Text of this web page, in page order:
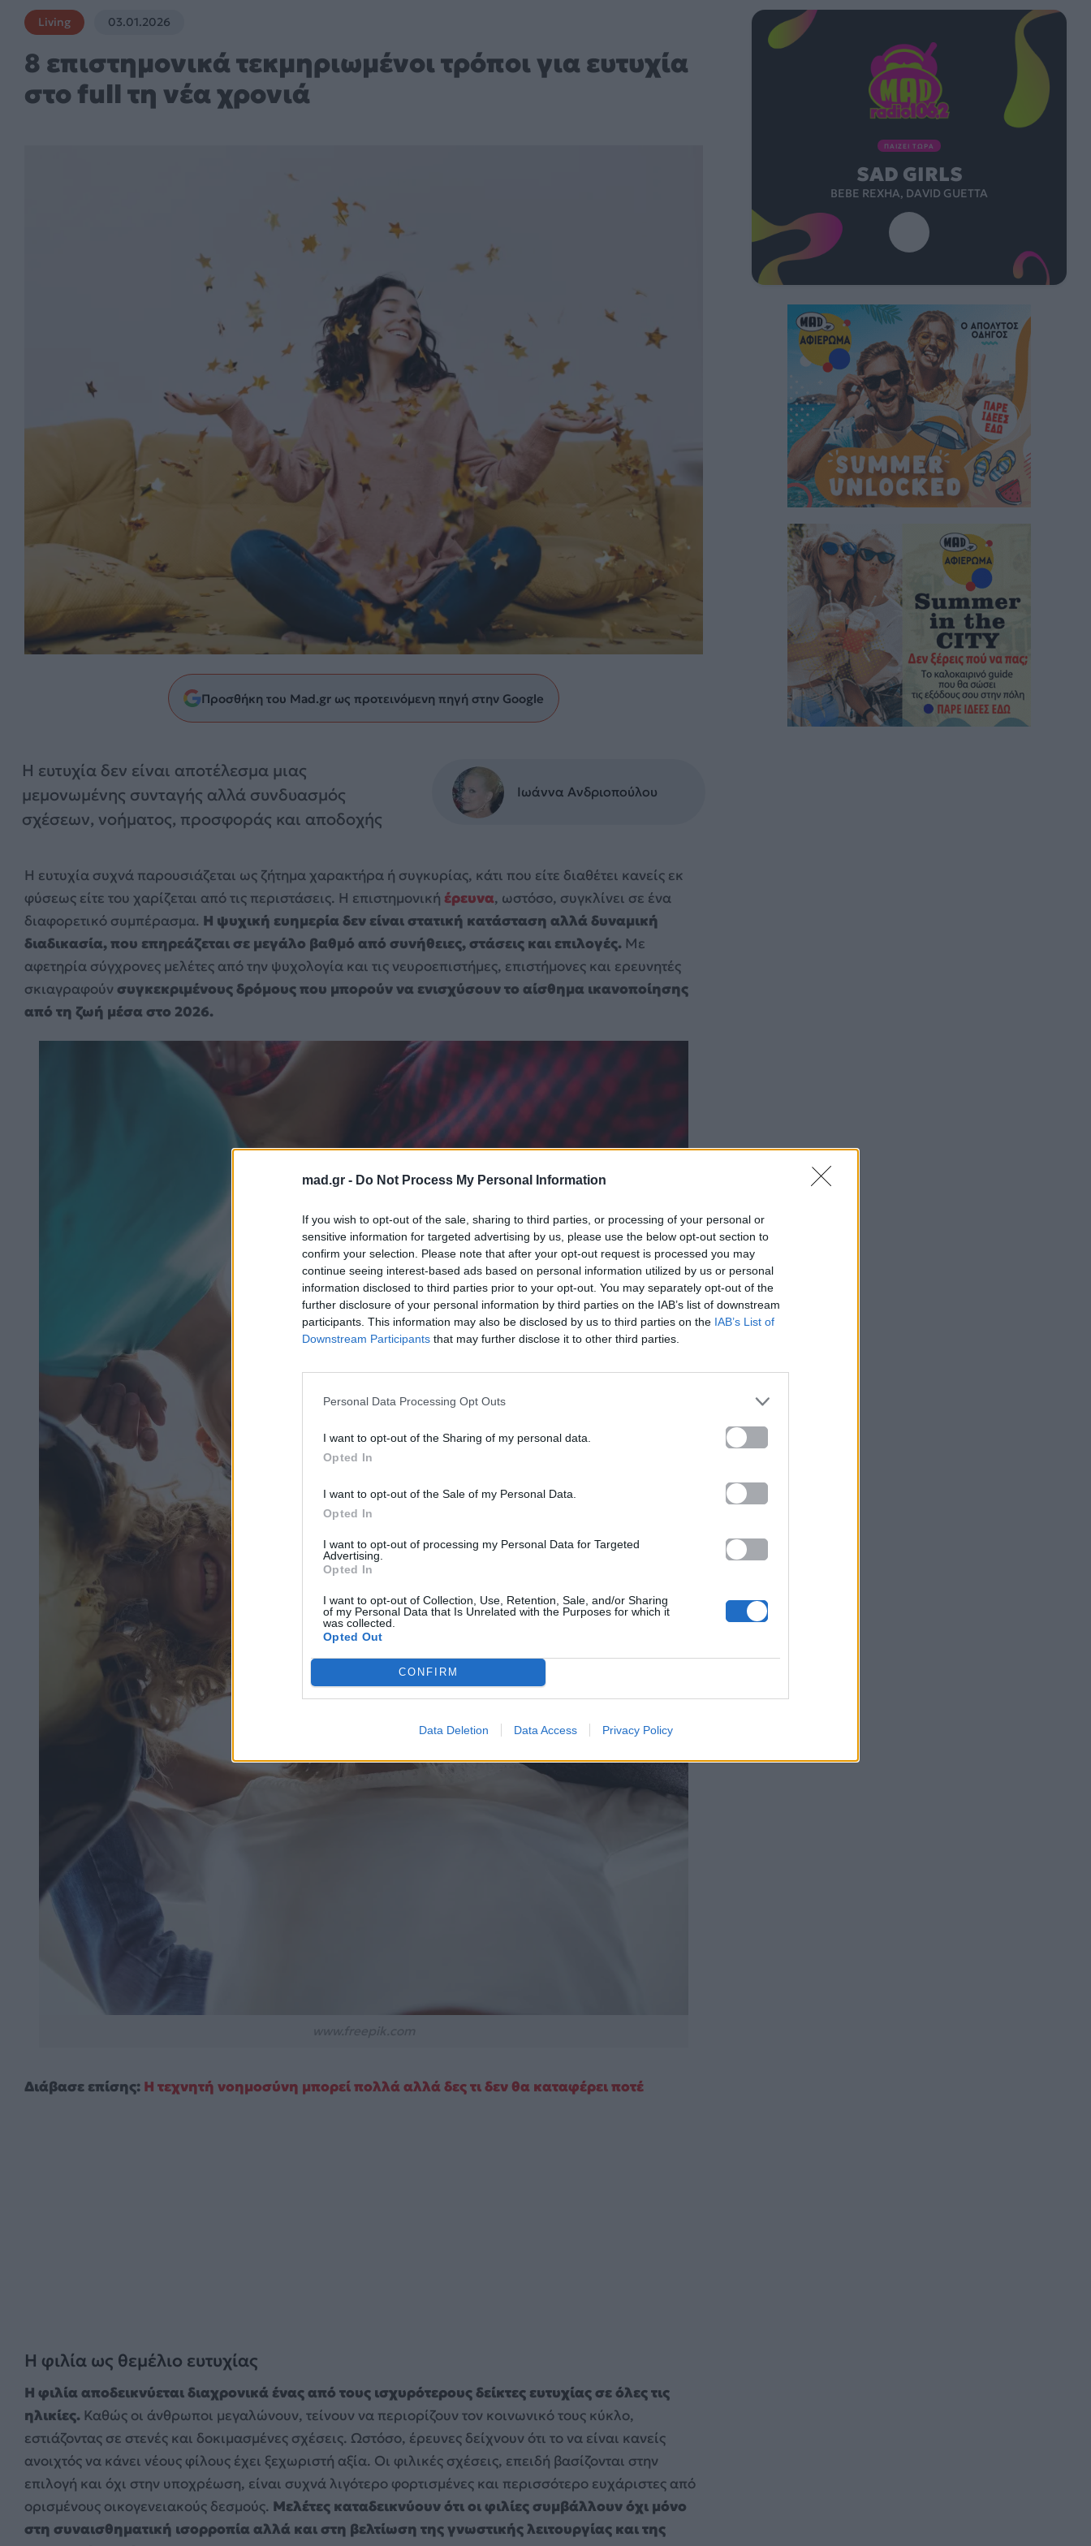
mad.gr - Do Not Process My Personal Information
If you wish to opt-out of the sale, sharing to third parties, or processing of your personal or
sensitive information for targeted advertising by us, please use the below opt-out section to
confirm your selection. Please note that after your opt-out request is processed you may
continue seeing interest-based ads based on personal information utilized by us or personal
information disclosed to third parties prior to your opt-out. You may separately opt-out of the
further disclosure of your personal information by third parties on the IAB’s list of downstream
participants. This information may also be disclosed by us to third parties on the IAB’s List of
Downstream Participants that may further disclose it to other third parties.
Personal Data Processing Opt Outs
I want to opt-out of the Sharing of my personal data.
Opted In
I want to opt-out of the Sale of my Personal Data.
Opted In
I want to opt-out of processing my Personal Data for Targeted
Advertising.
Opted In
I want to opt-out of Collection, Use, Retention, Sale, and/or Sharing
of my Personal Data that Is Unrelated with the Purposes for which it
was collected.
Opted Out
CONFIRM
Data Deletion Data Access Privacy Policy
Living 03.01.2026
8 επιστημονικά τεκμηριωμένοι τρόποι για ευτυχία
στο full τη νέα χρονιά
Προσθήκη του Mad.gr ως προτεινόμενη πηγή στην Google
Η ευτυχία δεν είναι αποτέλεσμα μιας
μεμονωμένης συνταγής αλλά συνδυασμός
σχέσεων, νοήματος, προσφοράς και αποδοχής
Ιωάννα Ανδριοπούλου
Η ευτυχία συχνά παρουσιάζεται ως ζήτημα χαρακτήρα ή συγκυρίας, κάτι που είτε διαθέτει κανείς εκ
φύσεως είτε του χαρίζεται από τις περιστάσεις. Η επιστημονική έρευνα, ωστόσο, συγκλίνει σε ένα
διαφορετικό συμπέρασμα. Η ψυχική ευημερία δεν είναι στατική κατάσταση αλλά δυναμική
διαδικασία, που επηρεάζεται σε μεγάλο βαθμό από συνήθειες, στάσεις και επιλογές. Με
αφετηρία σύγχρονες μελέτες από την ψυχολογία και τις νευροεπιστήμες, επιστήμονες και ερευνητές
σκιαγραφούνσυγκεκριμένους δρόμους που μπορούν να ενισχύσουν το αίσθημα ικανοποίησης
από τη ζωή μέσα στο 2026.
Διάβασε επίσης: Η τεχνητή νοημοσύνη μπορεί πολλά αλλά δες τι δεν θα καταφέρει ποτέ
Η φιλία ως θεμέλιο ευτυχίας
Η φιλία αποδεικνύεται διαχρονικά ένας από τους ισχυρότερους δείκτες ευτυχίας σε όλες τις
ηλικίες. Καθώς οι άνθρωποι μεγαλώνουν, τείνουν να περιορίζουν τον κοινωνικό τους κύκλο,
εστιάζοντας σε στενές και δοκιμασμένες σχέσεις. Ωστόσο, έρευνες δείχνουν ότι το να είναι κανείς
ανοιχτός να κάνει νέους φίλους έχει ξεχωριστή αξία. Οι φιλικές σχέσεις, επειδή βασίζονται στην
επιλογή και όχι στην υποχρέωση, είναι συχνά λιγότερο φορτισμένες και περισσότερο ευχάριστες από
ορισμένους οικογενειακούς δεσμούς. Μελέτες καταδεικνύουν ότι οι φιλίες συμβάλλουν όχι μόνο
στη συναισθηματική ισορροπία αλλά και στη βελτίωση της γνωστικής λειτουργίας και της
ΠΑΙΖΕΙ ΤΩΡΑ
SAD GIRLS
BEBE REXHA, DAVID GUETTA